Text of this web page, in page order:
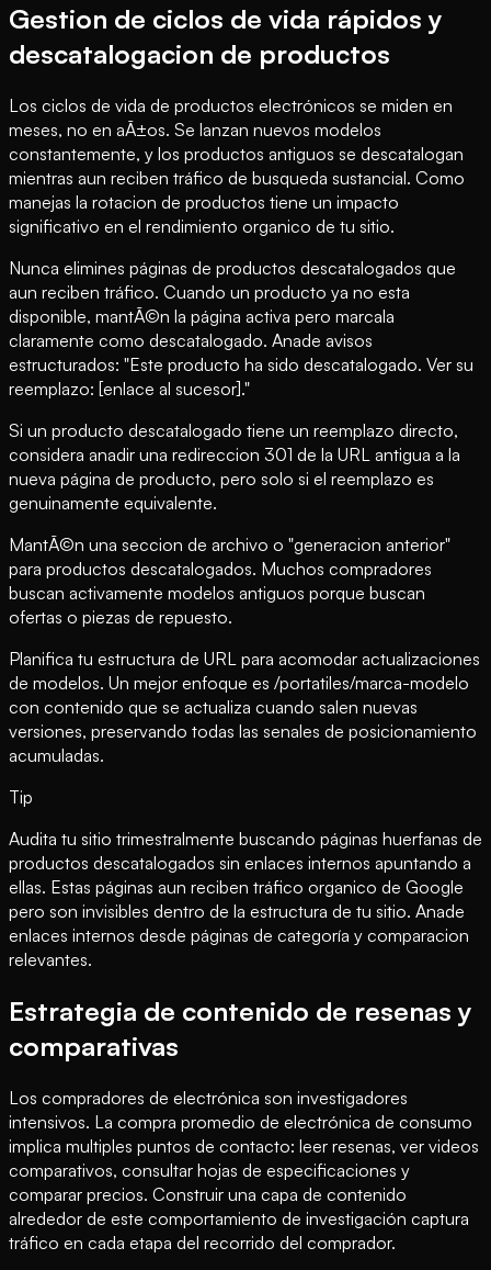
Gestion de ciclos de vida rápidos y
descatalogacion de productos
Los ciclos de vida de productos electrónicos se miden en
meses, no en aÃ±os. Se lanzan nuevos modelos
constantemente, y los productos antiguos se descatalogan
mientras aun reciben tráfico de busqueda sustancial. Como
manejas la rotacion de productos tiene un impacto
significativo en el rendimiento organico de tu sitio.
Nunca elimines páginas de productos descatalogados que
aun reciben tráfico. Cuando un producto ya no esta
disponible, mantÃ©n la página activa pero marcala
claramente como descatalogado. Anade avisos
estructurados: "Este producto ha sido descatalogado. Ver su
reemplazo: [enlace al sucesor]."
Si un producto descatalogado tiene un reemplazo directo,
considera anadir una redireccion 301 de la URL antigua a la
nueva página de producto, pero solo si el reemplazo es
genuinamente equivalente.
MantÃ©n una seccion de archivo o "generacion anterior"
para productos descatalogados. Muchos compradores
buscan activamente modelos antiguos porque buscan
ofertas o piezas de repuesto.
Planifica tu estructura de URL para acomodar actualizaciones
de modelos. Un mejor enfoque es /portatiles/marca-modelo
con contenido que se actualiza cuando salen nuevas
versiones, preservando todas las senales de posicionamiento
acumuladas.
Tip
Audita tu sitio trimestralmente buscando páginas huerfanas de
productos descatalogados sin enlaces internos apuntando a
ellas. Estas páginas aun reciben tráfico organico de Google
pero son invisibles dentro de la estructura de tu sitio. Anade
enlaces internos desde páginas de categoría y comparacion
relevantes.
Estrategia de contenido de resenas y
comparativas
Los compradores de electrónica son investigadores
intensivos. La compra promedio de electrónica de consumo
implica multiples puntos de contacto: leer resenas, ver videos
comparativos, consultar hojas de especificaciones y
comparar precios. Construir una capa de contenido
alrededor de este comportamiento de investigación captura
tráfico en cada etapa del recorrido del comprador.